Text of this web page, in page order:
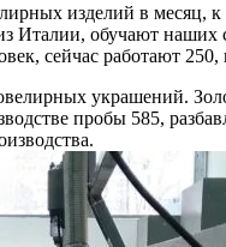
изделий в месяц,
Италии, обучают
сейчас работают
украшений.
пробы 585,